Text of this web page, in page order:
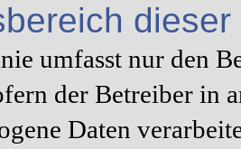
umfasst nur den
der Betreiber in
Daten